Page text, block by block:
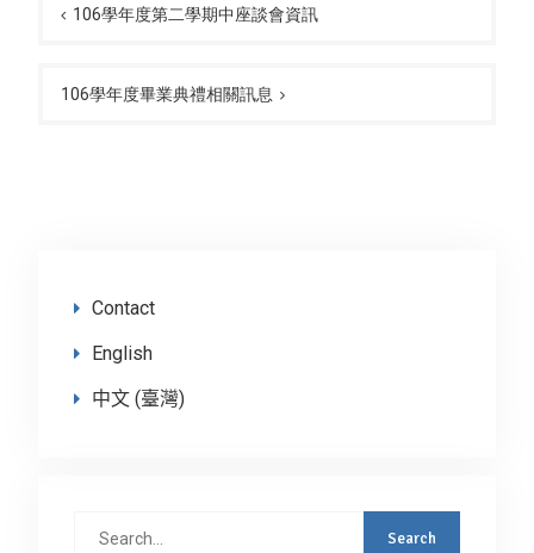
navigation
106學年度第二學期中座談會資訊
106學年度畢業典禮相關訊息
Contact
English
中文 (臺灣)